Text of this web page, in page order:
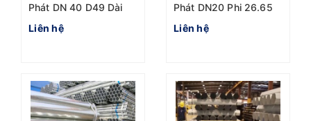
Phát DN 40 D49 Dài
6m BSEN
Liên hệ
Phát DN20 Phi 26.65
chuẩn BS 1387
Liên hệ